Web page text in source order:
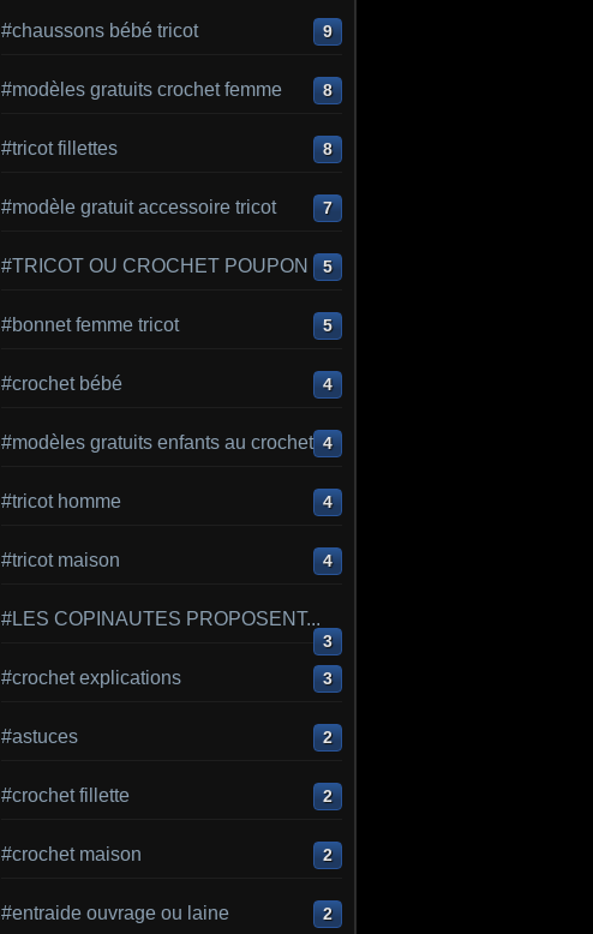
#chaussons bébé tricot 9
#modèles gratuits crochet femme 8
#tricot fillettes 8
#modèle gratuit accessoire tricot 7
#TRICOT OU CROCHET POUPON 5
#bonnet femme tricot 5
#crochet bébé 4
#modèles gratuits enfants au crochet 4
#tricot homme 4
#tricot maison 4
#LES COPINAUTES PROPOSENT...
3
#crochet explications 3
#astuces 2
#crochet fillette 2
#crochet maison 2
#entraide ouvrage ou laine 2